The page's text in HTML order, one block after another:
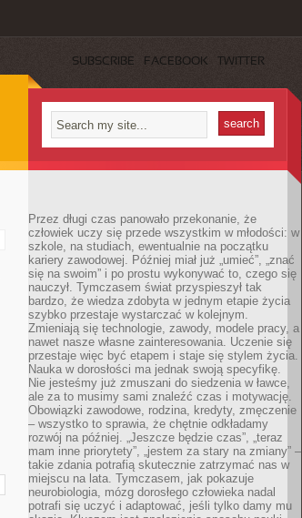
SUBSCRIBE FACEBOOK TWITTER
Przez długi czas panowało przekonanie, że
człowiek uczy się przede wszystkim w młodości: w
szkole, na studiach, ewentualnie na początku
kariery zawodowej. Później miał już „umieć”, „znać
się na swoim” i po prostu wykonywać to, czego się
nauczył. Tymczasem świat przyspieszył tak
bardzo, że wiedza zdobyta w jednym etapie życia
szybko przestaje wystarczać w kolejnym.
Zmieniają się technologie, zawody, modele pracy, a
nawet nasze własne zainteresowania. Uczenie się
przestaje więc być etapem i staje się stylem życia.
Nauka w dorosłości ma jednak swoją specyfikę.
Nie jesteśmy już zmuszani do siedzenia w ławce,
ale za to musimy sami znaleźć czas i motywację.
Obowiązki zawodowe, rodzina, kredyty, zmęczenie
– wszystko to sprawia, że chętnie odkładamy
rozwój na później. „Jeszcze będzie czas”, „teraz
mam inne priorytety”, „jestem za stary na zmiany” –
takie zdania potrafią skutecznie zatrzymać nas w
miejscu na lata. Tymczasem, jak pokazuje
neurobiologia, mózg dorosłego człowieka nadal
potrafi się uczyć i adaptować, jeśli tylko damy mu